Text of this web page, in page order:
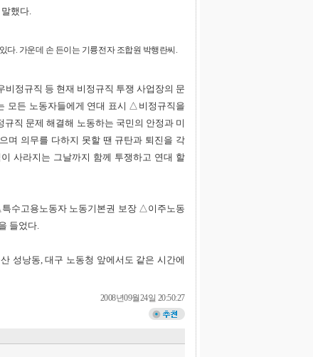
했다.
다. 가운데 손 든이는 기륭전자 조합원 박행란씨.
정규직 등 현재 비정규직 투쟁 사업장의 문
모든 노동자들에게 연대 표시 △비정규직을
직 문제 해결해 노동하는 국민의 안정과 미
며 의무를 다하지 못할 땐 규탄과 퇴진을 각
사라지는 그날까지 함께 투쟁하고 연대 할
수고용노동자 노동기본권 보장 △이주노동
들었다.
성낭동, 대구 노동청 앞에서도 같은 시간에
2008년09월24일 20:50:27